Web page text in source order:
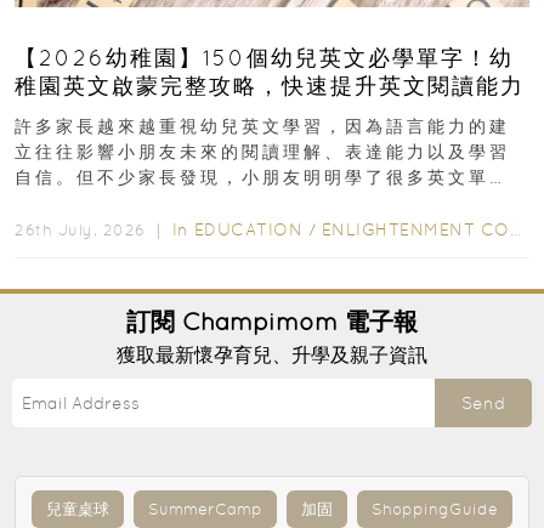
【2026幼稚園】150個幼兒英文必學單字！幼
稚園英文啟蒙完整攻略，快速提升英文閱讀能力
許多家長越來越重視幼兒英文學習，因為語言能力的建
立往往影響小朋友未來的閱讀理解、表達能力以及學習
自信。但不少家長發現，小朋友明明學了很多英文單
26th July, 2026 ｜ In EDUCATION / ENLIGHTENMENT CORNER
訂閱 Champimom 電子報
獲取最新懷孕育兒、升學及親子資訊
Send
兒童桌球 SummerCamp 加固 ShoppingGuide